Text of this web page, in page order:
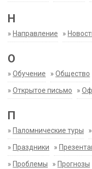
Н
» Направление »
О
» Обучение » Общество
» Открытое письмо »
П
» Паломнические туры »
» Праздники »
» Проблемы » Прогнозы